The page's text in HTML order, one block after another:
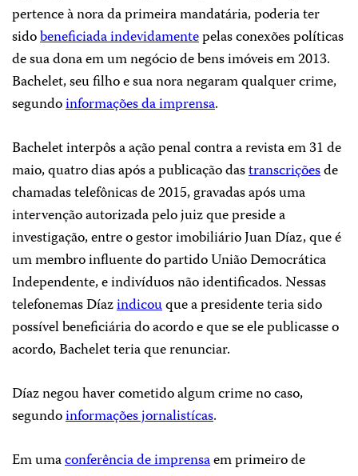
pertence à nora da primeira mandatária, poderia ter
sidobeneficiada indevidamentepelas conexões políticas
de sua dona em um negócio de bens imóveis em 2013.
Bachelet, seu filho e sua nora negaram qualquer crime,
segundoinformações da imprensa.
Bachelet interpôs a ação penal contra a revista em 31 de
maio, quatro dias após a publicação dastranscriçõesde
chamadas telefônicas de 2015, gravadas após uma
intervenção autorizada pelo juiz que preside a
investigação, entre o gestor imobiliário Juan Díaz, que é
um membro influente do partido União Democrática
Independente, e indivíduos não identificados. Nessas
telefonemas Díazindicouque a presidente teria sido
possível beneficiária do acordo e que se ele publicasse o
acordo, Bachelet teria que renunciar.
Díaz negou haver cometido algum crime no caso,
segundoinformações jornalistícas.
Em umaconferência de imprensaem primeiro de